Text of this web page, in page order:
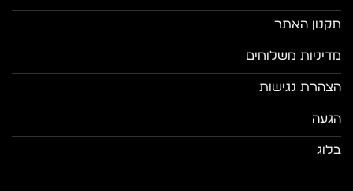
תקנון האתר
מדיניות משלוחים
הצהרת נגישות
הגעה
בלוג